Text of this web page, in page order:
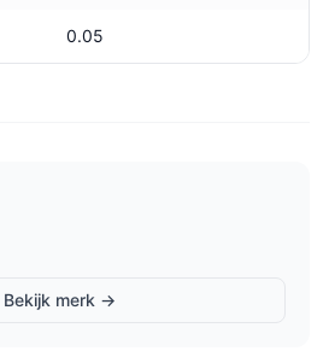
0.05
Bekijk merk →